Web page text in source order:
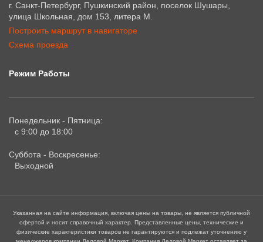
г. Санкт-Петербург, Пушкинский район, поселок Шушары,
улица Школьная, дом 153, литера М.
Построить маршрут в навигаторе
Схема проезда
Режим Работы
Понедельник - Пятница:
с 9:00 до 18:00
Суббота - Воскресенье:
Выходной
Указанная на сайте информация, включая цены на товары, не является публичной
офертой и носит справочный характер. Представленные цены, технические и
физические характеристики товаров не гарантируются и подлежат уточнению у